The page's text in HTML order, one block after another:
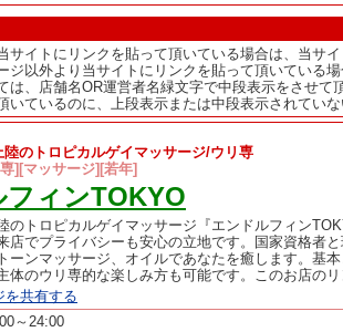
サイトにリンクを貼って頂いている場合は、当サ
ジ以外より当サイトにリンクを貼って頂いている
は、店舗名OR運営者名緑文字で中段表示をさせ
いているのに、上段表示または中段表示されてい
のトロピカルゲイマッサージ/ウリ専
][マッサージ][若年]
ィンTOKYO
のトロピカルゲイマッサージ『エンドルフィン
店でプライバシーも安心の立地です。国家資格者
ーンマッサージ、オイルであなたを癒します。基
体のウリ専的な楽しみ方も可能です。このお店の
を共有する
～24:00